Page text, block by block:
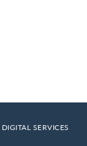
DIGITAL SERVICES